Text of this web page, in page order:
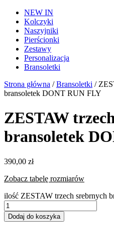
NEW IN
Kolczyki
Naszyjniki
Pierścionki
Zestawy
Personalizacja
Bransoletki
Strona główna /Bransoletki /
bransoletek DONT RUN FLY
ZESTAW
bransoletek
390,00 zł
Zobacz tabelę rozmiarów
ilość ZESTAW trzech srebrnych
Dodaj do koszyka